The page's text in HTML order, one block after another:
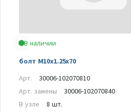
В наличии
болт M10x1.25x70
Арт.
30006-102070810
Арт. замены
30006-102070840
В узле
8 шт.